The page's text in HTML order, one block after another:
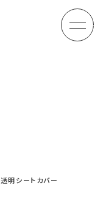
メ
透明シートカバー